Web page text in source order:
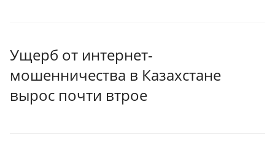
Ущерб от интернет-
мошенничества в Казахстане
вырос почти втрое